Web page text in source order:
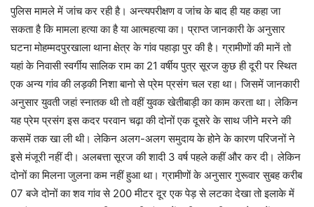
पुलिस मामले में जांच कर रही है। अन्त्यपरीक्षण व जांच के बाद ही यह कहा जा
सकता है कि मामला हत्या का है या आत्महत्या का। प्राप्त जानकारी के अनुसार
घटना मोहम्मदपुरखाला थाना क्षेत्र के गांव पहाड़ा पुर की है। ग्रामीणों की मानें तो
यहां के निवासी स्वर्गीय सालिक राम का 21 वर्षीय पुत्र सूरज कुछ ही दूरी पर स्थित
एक अन्य गांव की लड़की निशा बानो से प्रेम प्रसंग चल रहा था। जिसमें जानकारी
अनुसार युवती जहां स्नातक थी तो वहीं युवक खेतीबाड़ी का काम करता था। लेकिन
यह प्रेम प्रसंग इस कदर परवान चढ़ा की दोनों एक दूसरे के साथ जीने मरने की
कसमें तक खा ली थी। लेकिन अलग-अलग समुदाय के होने के कारण परिजनों ने
इसे मंजूरी नहीं दी। अलबत्ता सूरज की शादी 3 वर्ष पहले कहीं और कर दी। लेकिन
दोनों का मिलना जुलना कम नहीं हुआ था। ग्रामीणों के अनुसार गुरूवार सुबह करीब
07 बजे दोनों का शव गांव से 200 मीटर दूर एक पेड़ से लटका देखा तो इलाके में